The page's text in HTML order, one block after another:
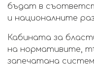
бъдат в
и националните
Кабината за
на нормативите,
запечатана